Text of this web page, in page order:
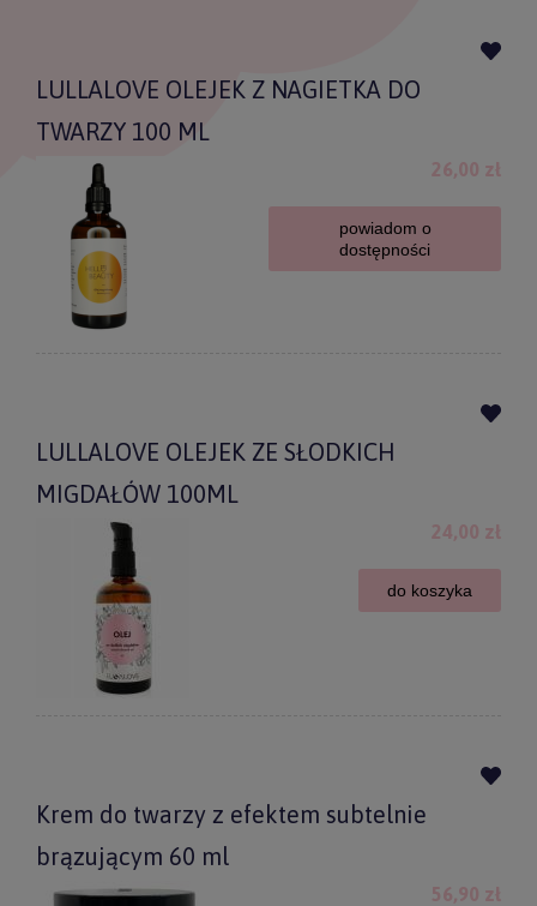
LULLALOVE OLEJEK Z NAGIETKA DO
TWARZY 100 ML
26,00 zł
powiadom o
dostępności
LULLALOVE OLEJEK ZE SŁODKICH
MIGDAŁÓW 100ML
24,00 zł
do koszyka
Krem do twarzy z efektem subtelnie
brązującym 60 ml
56,90 zł